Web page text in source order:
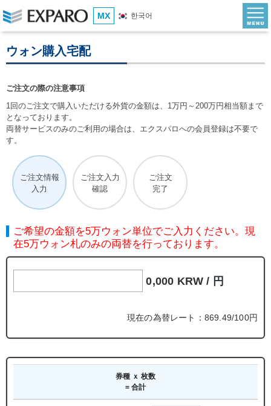
MX 한국어
ウォン購入宅配
ご注文の際の注意事項
1回のご注文で購入いただける外貨の金額は、1万円～200万円相当額まで
となっております。
両替サービスのみのご利用の場合は、エクスパロへの会員登録は不要で
す。
ご注文情報
入力
ご注文入力
確認
ご注文
完了
ご希望の金額を5万ウォン単位でご入力ください。現
在5万ウォン札のみの両替を行っております。
0,000 KRW / 円
現在の為替レート：869.49/100円
券種 ｘ 枚数
= 合計